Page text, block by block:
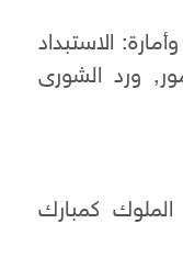
الاستبداد
ورد الشورى
كمبارك